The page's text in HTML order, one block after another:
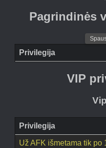
Pagrindinės
Privilegija
VIP
Privilegija
Už AFK išmetama tik po